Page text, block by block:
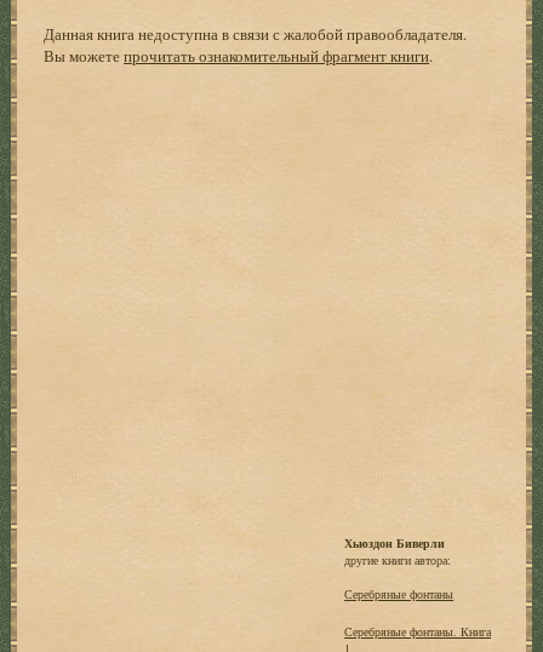
Данная книга недоступна в связи с жалобой правообладателя.
Вы можетепрочитать ознакомительный фрагмент книги.
Хьюздон Биверли
другие книги автора:
Серебряные фонтаны
Серебряные фонтаны. Книга
1